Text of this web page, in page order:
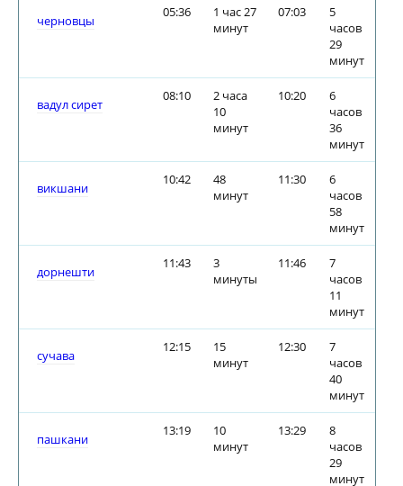
черновцы
05:36
1 час 27
минут
07:03
5
часов
29
минут
вадул сирет
08:10
2 часа
10
минут
10:20
6
часов
36
минут
викшани
10:42
48
минут
11:30
6
часов
58
минут
дорнешти
11:43
3
минуты
11:46
7
часов
11
минут
сучава
12:15
15
минут
12:30
7
часов
40
минут
пашкани
13:19
10
минут
13:29
8
часов
29
минут